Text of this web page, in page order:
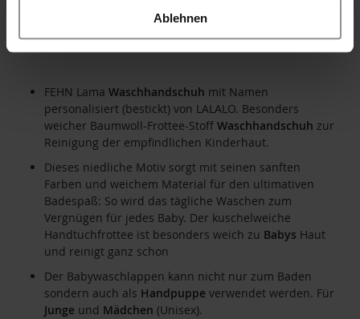
Ablehnen
BabysundKinderab 0+ Monaten
FEHN Lama Waschhandschuh mit Namen
personalisiert (bestickt) von LALALO. Besonders
weicher Baumwoll-Frottee-Stoff Waschhandschuh zur
Reinigung der empfindlichen Kinderhaut.
Dieses niedliche Motiv sorgt mit seinen sanften
Farben und weichem Material für den ultimativen
Badespaß: So wird das tägliche Waschen zum
Vergnügen für jedes Baby. Der kuschelweiche
Handtuchfrottee ist besonders weich zu Babys Haut
und reinigt ganz schon
Der Babywaschlappen kann nicht nur zum Baden
sondern auch als Handpuppe verwendet werden. Für
Junge und Mädchen (Unisex).